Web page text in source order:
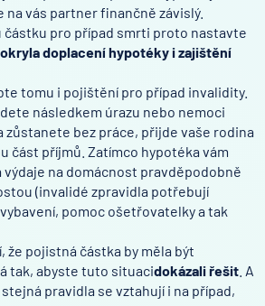
na vás partner finančně závislý.
částku pro případ smrti proto nastavte
doplacení hypotéky i zajištění
tomu i pojištění pro případ invalidity.
následkem úrazu nebo nemoci
zůstanete bez práce, přijde vaše rodina
část příjmů. Zatímco hypotéka vám
výdaje na domácnost pravděpodobně
(invalidé zpravidla potřebují
pomoc ošetřovatelky a tak
že pojistná částka by měla být
tak, abyste tuto situacidokázali řešit . A
pravidla se vztahují i na případ,